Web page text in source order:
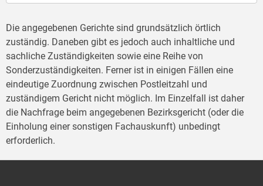
Die angegebenen Gerichte sind grundsätzlich örtlich
zuständig. Daneben gibt es jedoch auch inhaltliche und
sachliche Zuständigkeiten sowie eine Reihe von
Sonderzuständigkeiten. Ferner ist in einigen Fällen eine
eindeutige Zuordnung zwischen Postleitzahl und
zuständigem Gericht nicht möglich. Im Einzelfall ist daher
die Nachfrage beim angegebenen Bezirksgericht (oder die
Einholung einer sonstigen Fachauskunft) unbedingt
erforderlich.